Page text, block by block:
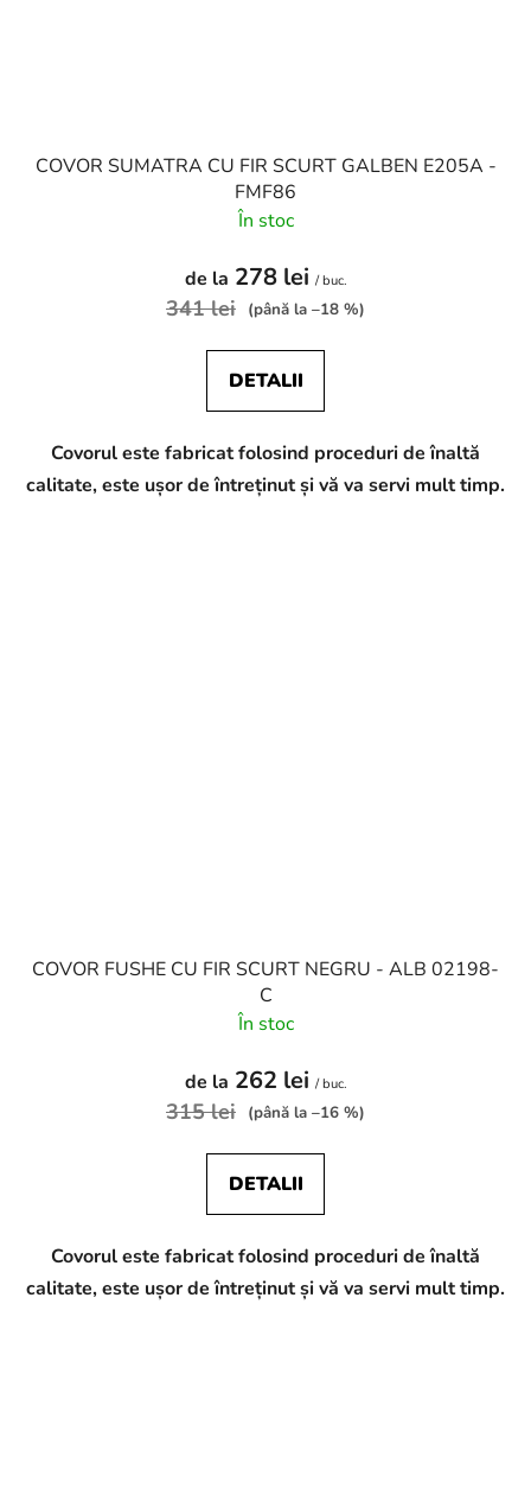
COVOR SUMATRA CU FIR SCURT GALBEN E205A -
FMF86
În stoc
de la 278 lei / buc.
341 lei (până la –18 %)
DETALII
Covorul este fabricat folosind proceduri de înaltă
calitate, este ușor de întreținut și vă va servi mult timp.
COVOR FUSHE CU FIR SCURT NEGRU - ALB 02198-
C
În stoc
de la 262 lei / buc.
315 lei (până la –16 %)
DETALII
Covorul este fabricat folosind proceduri de înaltă
calitate, este ușor de întreținut și vă va servi mult timp.